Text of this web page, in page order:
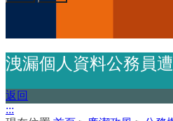
洩漏個人資料公務員
返回
:::